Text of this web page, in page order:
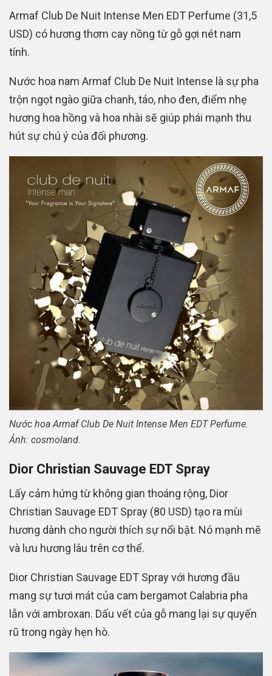
Armaf Club De Nuit Intense Men EDT Perfume (31,5
USD) có hương thơm cay nồng từ gỗ gợi nét nam
tính.
Nước hoa nam Armaf Club De Nuit Intense là sự pha
trộn ngọt ngào giữa chanh, táo, nho đen, điểm nhẹ
hương hoa hồng và hoa nhài sẽ giúp phái mạnh thu
hút sự chú ý của đối phương.
Nước hoa Armaf Club De Nuit Intense Men EDT Perfume.
Ảnh: cosmoland.
Dior Christian Sauvage EDT Spray
Lấy cảm hứng từ không gian thoáng rộng, Dior
Christian Sauvage EDT Spray (80 USD) tạo ra mùi
hương dành cho người thích sự nổi bật. Nó mạnh mẽ
và lưu hương lâu trên cơ thể.
Dior Christian Sauvage EDT Spray với hương đầu
mang sự tươi mát của cam bergamot Calabria pha
lẫn với ambroxan. Dấu vết của gỗ mang lại sự quyến
rũ trong ngày hẹn hò.